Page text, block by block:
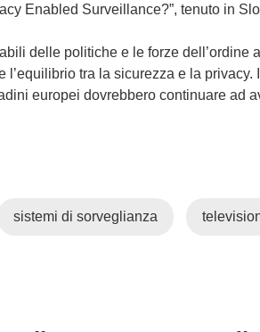
Enabled Surveillance?”, tenuto in
delle politiche e le forze dell’ordine
l’equilibrio tra la sicurezza e la
europei dovrebbero continuare ad
sistemi di sorveglianza